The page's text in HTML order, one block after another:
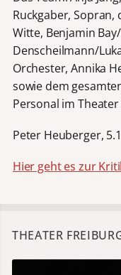
Ruckgaber, Sopran,
Witte, Benjamin
Denscheilmann/
Orchester, Annika
sowie dem
Personal im
Peter Heuberger,
Hier geht es zur
THEATER